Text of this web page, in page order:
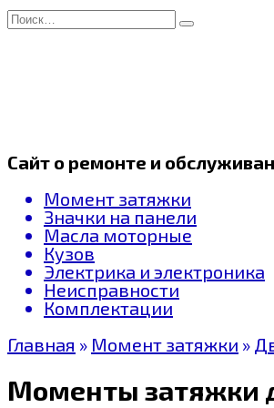
Перейти
к
Search
for:
Сайт о ремонте и
Момент затяжки
Значки на панели
Масла моторные
Кузов
Электрика и электроника
Неисправности
Комплектации
Главная » Момент затяжки »
Моменты затяжки